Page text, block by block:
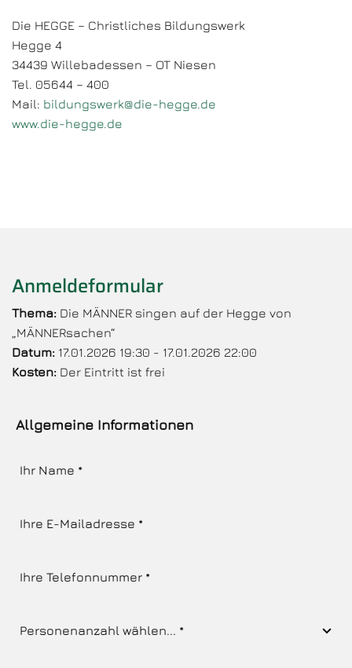
Die HEGGE – Christliches Bildungswerk
Hegge 4
34439 Willebadessen – OT Niesen
Tel. 05644 – 400
Mail: bildungswerk@die-hegge.de
www.die-hegge.de
Anmeldeformular
Thema: Die MÄNNER singen auf der Hegge von
„MÄNNERsachen“
Datum: 17.01.2026 19:30 - 17.01.2026 22:00
Kosten: Der Eintritt ist frei
Allgemeine Informationen